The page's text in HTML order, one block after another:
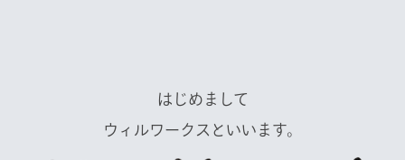
はじめまして
ウィルワークスといいます。